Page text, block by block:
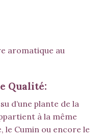
aromatique au
Qualité:
d’une plante de la
à la même
, le Cumin ou encore le